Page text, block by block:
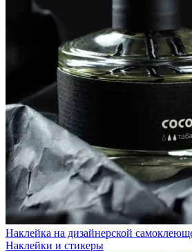
Наклейка на дизайнерской
Наклейки и стикеры